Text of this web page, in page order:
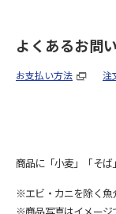
よくあるお問
お支払い方法 注
商品に「小麦」「そ
※エビ・カニを除く魚